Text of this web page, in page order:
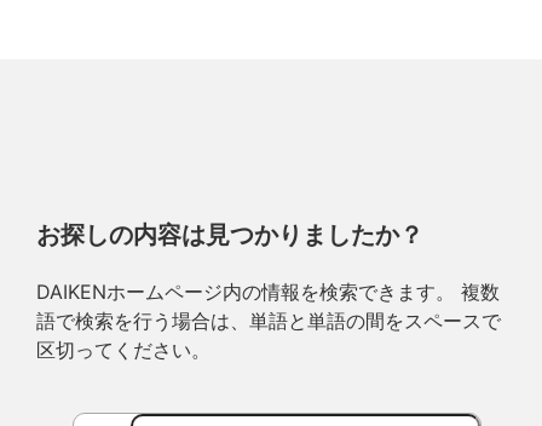
お探しの内容は見つかりましたか？
DAIKENホームページ内の情報を検索できます。 複数
語で検索を行う場合は、単語と単語の間をスペースで
区切ってください。